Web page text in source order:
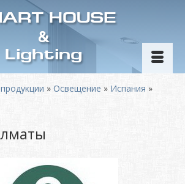
HOUSE
&
Lighting
» Освещение » Испания »